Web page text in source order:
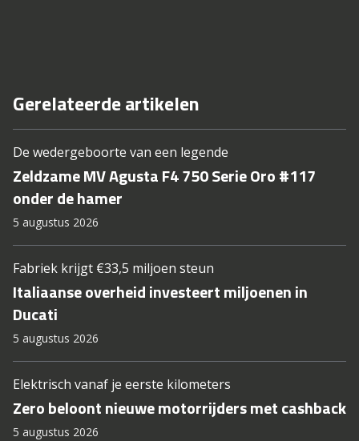
Gerelateerde artikelen
De wedergeboorte van een legende
Zeldzame MV Agusta F4 750 Serie Oro #117
onder de hamer
5 augustus 2026
Fabriek krijgt €33,5 miljoen steun
Italiaanse overheid investeert miljoenen in
Ducati
5 augustus 2026
Elektrisch vanaf je eerste kilometers
Zero beloont nieuwe motorrijders met cashback
5 augustus 2026